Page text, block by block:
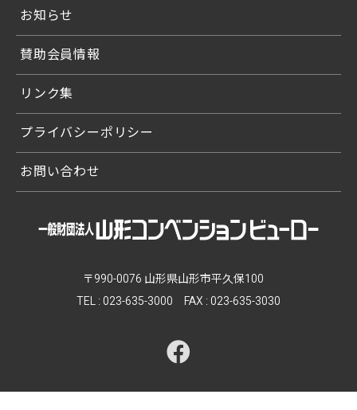
お知らせ
賛助会員情報
リンク集
プライバシーポリシー
お問い合わせ
〒990-0076 山形県山形市平久保100
TEL : 023-635-3000 FAX : 023-635-3030